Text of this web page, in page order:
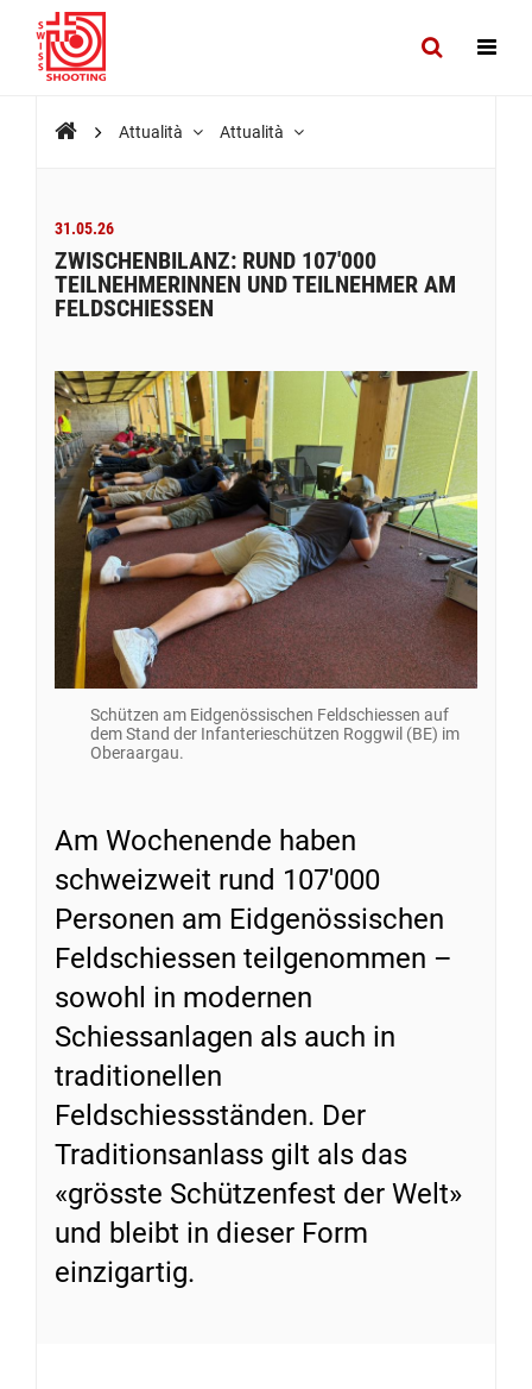
Attualità Attualità
31.05.26
ZWISCHENBILANZ: RUND 107'000
TEILNEHMERINNEN UND TEILNEHMER AM
FELDSCHIESSEN
Schützen am Eidgenössischen Feldschiessen auf
dem Stand der Infanterieschützen Roggwil (BE) im
Oberaargau.
Am Wochenende haben
schweizweit rund 107'000
Personen am Eidgenössischen
Feldschiessen teilgenommen –
sowohl in modernen
Schiessanlagen als auch in
traditionellen
Feldschiessständen. Der
Traditionsanlass gilt als das
«grösste Schützenfest der Welt»
und bleibt in dieser Form
einzigartig.